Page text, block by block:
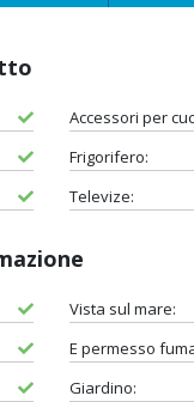
Accessori per
Frigorifero:
Televize:
Vista sul mare:
E permesso
Giardino: